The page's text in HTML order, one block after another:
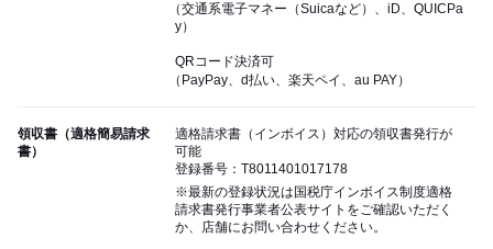
（交通系電子マネー（Suicaなど）、iD、QUICPa
y）
QRコード決済可
（PayPay、d払い、楽天ペイ、au PAY）
領収書（適格簡易請求
書）
適格請求書（インボイス）対応の領収書発行が
可能
登録番号：T8011401017178
※最新の登録状況は国税庁インボイス制度適格
請求書発行事業者公表サイトをご確認いただく
か、店舗にお問い合わせください。